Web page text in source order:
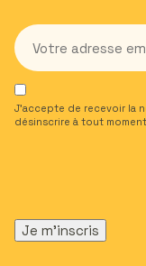
J’accepte de recevoir la
désinscrire à tout